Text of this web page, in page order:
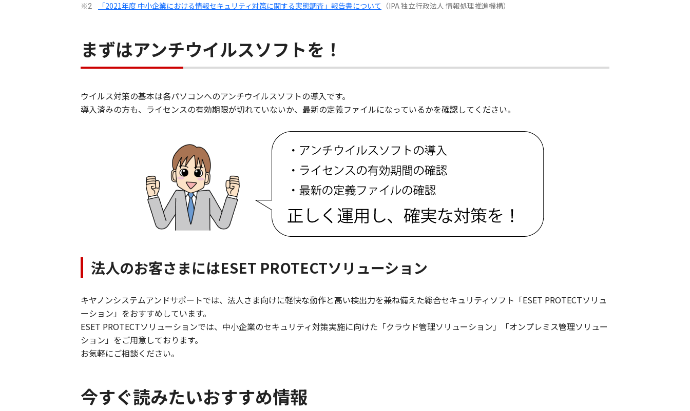
※2 「2021年度 中小企業における情報セキュリティ対策に関する実態調査」報告書について （IPA 独立行政法人 情報処理推進機構）
まずはアンチウイルスソフトを！
ウイルス対策の基本は各パソコンへのアンチウイルスソフトの導入です。
導入済みの方も、ライセンスの有効期限が切れていないか、最新の定義ファイルになっているかを確認してください。
法人のお客さまにはESET PROTECTソリューション
キヤノンシステムアンドサポートでは、法人さま向けに軽快な動作と高い検出力を兼ね備えた総合セキュリティソフト「ESET PROTECTソリュ
ーション」をおすすめしています。
ESET PROTECTソリューションでは、中小企業のセキュリティ対策実施に向けた「クラウド管理ソリューション」「オンプレミス管理ソリュー
ション」をご用意しております。
お気軽にご相談ください。
今すぐ読みたいおすすめ情報